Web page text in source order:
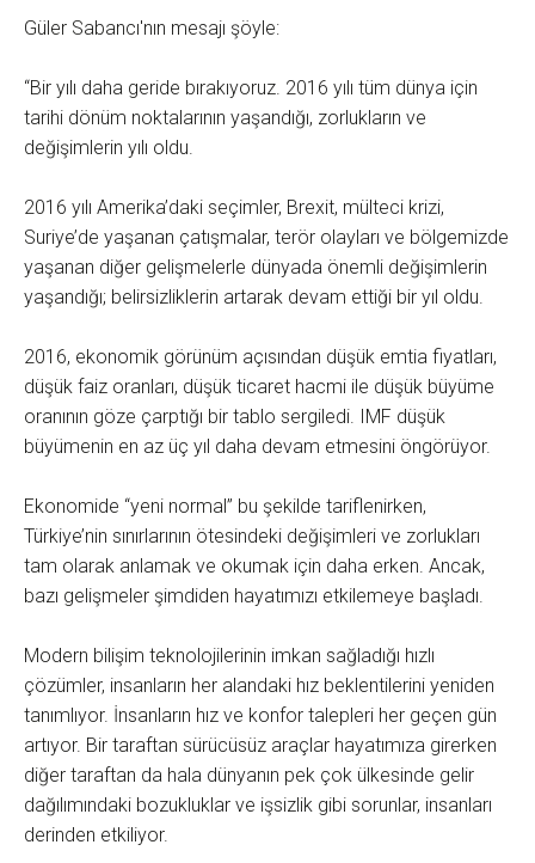
Güler Sabancı'nın mesajı şöyle:
“Bir yılı daha geride bırakıyoruz. 2016 yılı tüm dünya için
tarihi dönüm noktalarının yaşandığı, zorlukların ve
değişimlerin yılı oldu.
2016 yılı Amerika’daki seçimler, Brexit, mülteci krizi,
Suriye’de yaşanan çatışmalar, terör olayları ve bölgemizde
yaşanan diğer gelişmelerle dünyada önemli değişimlerin
yaşandığı; belirsizliklerin artarak devam ettiği bir yıl oldu.
2016, ekonomik görünüm açısından düşük emtia fiyatları,
düşük faiz oranları, düşük ticaret hacmi ile düşük büyüme
oranının göze çarptığı bir tablo sergiledi. IMF düşük
büyümenin en az üç yıl daha devam etmesini öngörüyor.
Ekonomide “yeni normal” bu şekilde tariflenirken,
Türkiye’nin sınırlarının ötesindeki değişimleri ve zorlukları
tam olarak anlamak ve okumak için daha erken. Ancak,
bazı gelişmeler şimdiden hayatımızı etkilemeye başladı.
Modern bilişim teknolojilerinin imkan sağladığı hızlı
çözümler, insanların her alandaki hız beklentilerini yeniden
tanımlıyor. İnsanların hız ve konfor talepleri her geçen gün
artıyor. Bir taraftan sürücüsüz araçlar hayatımıza girerken
diğer taraftan da hala dünyanın pek çok ülkesinde gelir
dağılımındaki bozukluklar ve işsizlik gibi sorunlar, insanları
derinden etkiliyor.